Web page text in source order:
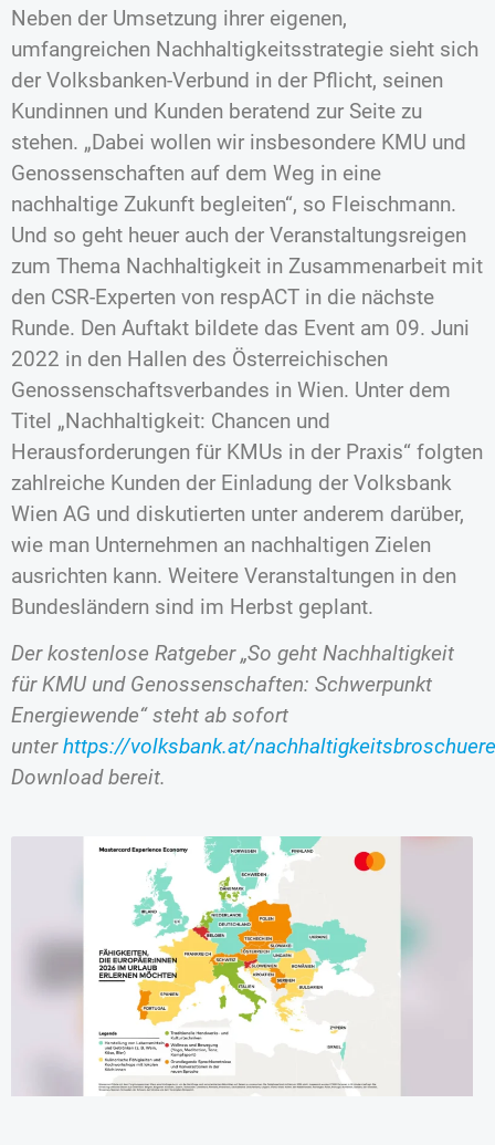
Neben der Umsetzung ihrer eigenen,
umfangreichen Nachhaltigkeitsstrategie sieht sich
der Volksbanken-Verbund in der Pflicht, seinen
Kundinnen und Kunden beratend zur Seite zu
stehen. „Dabei wollen wir insbesondere KMU und
Genossenschaften auf dem Weg in eine
nachhaltige Zukunft begleiten“, so Fleischmann.
Und so geht heuer auch der Veranstaltungsreigen
zum Thema Nachhaltigkeit in Zusammenarbeit mit
den CSR-Experten von respACT in die nächste
Runde. Den Auftakt bildete das Event am 09. Juni
2022 in den Hallen des Österreichischen
Genossenschaftsverbandes in Wien. Unter dem
Titel „Nachhaltigkeit: Chancen und
Herausforderungen für KMUs in der Praxis“ folgten
zahlreiche Kunden der Einladung der Volksbank
Wien AG und diskutierten unter anderem darüber,
wie man Unternehmen an nachhaltigen Zielen
ausrichten kann. Weitere Veranstaltungen in den
Bundesländern sind im Herbst geplant.
Der kostenlose Ratgeber „So geht Nachhaltigkeit
für KMU und Genossenschaften: Schwerpunkt
Energiewende“ steht ab sofort
unterhttps://volksbank.at/nachhaltigkeitsbroschuere
Download bereit.